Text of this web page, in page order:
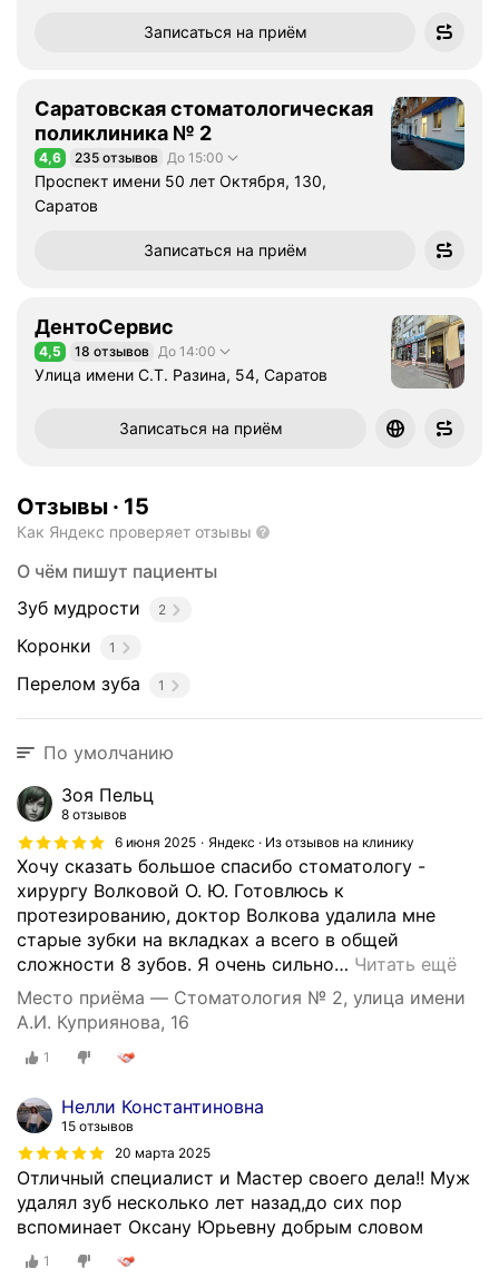
Записаться на приём
Саратовская стоматологическая
поликлиника № 2
Рейтинг 4,6 из 5
4,6 235 отзывов До 15:00
Проспект имени 50 лет Октября, 130,
Саратов
Записаться на приём
ДентоСервис
Рейтинг 4,5 из 5
4,5 18 отзывов До 14:00
Улица имени С.Т. Разина, 54, Саратов
Записаться на приём
Отзывы · 15
Как Яндекс проверяет отзывы
О чём пишут пациенты
Зуб мудрости
2
Коронки 1
Перелом зуба 1
По умолчанию
Зоя Пельц
8 отзывов
6 июня 2025
Яндекс · Из отзывов на клинику
Хочу сказать большое спасибо стоматологу -
хирургу Волковой О. Ю. Готовлюсь к
протезированию, доктор Волкова удалила мне
старые зубки на вкладках а всего в общей
сложности 8 зубов. Я очень сильно… Читать ещё
Место приёма — Стоматология № 2, улица имени
А.И. Куприянова, 16
1
Нелли Константиновна
15 отзывов
20 марта 2025
Отличный специалист и Мастер своего дела!! Муж
удалял зуб несколько лет назад,до сих пор
вспоминает Оксану Юрьевну добрым словом
1